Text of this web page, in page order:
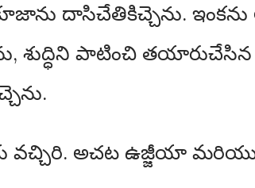
దాసిచేతికిచ్చెను.
పాటించి తయారుచేసిన
వచ్చిరి. అచట ఉజ్జీయా